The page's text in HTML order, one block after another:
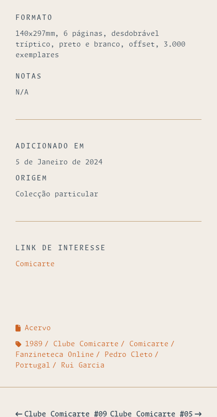
FORMATO
140x297mm, 6 páginas, desdobrável
tríptico, preto e branco, offset, 3.000
exemplares
NOTAS
N/A
ADICIONADO EM
5 de Janeiro de 2024
ORIGEM
Colecção particular
LINK DE INTERESSE
Comicarte
Acervo
1989 Clube Comicarte
Comicarte
Fanzineteca Online
Pedro Cleto
Portugal
Rui Garcia
Clube Comicarte #09 Clube Comicarte #05